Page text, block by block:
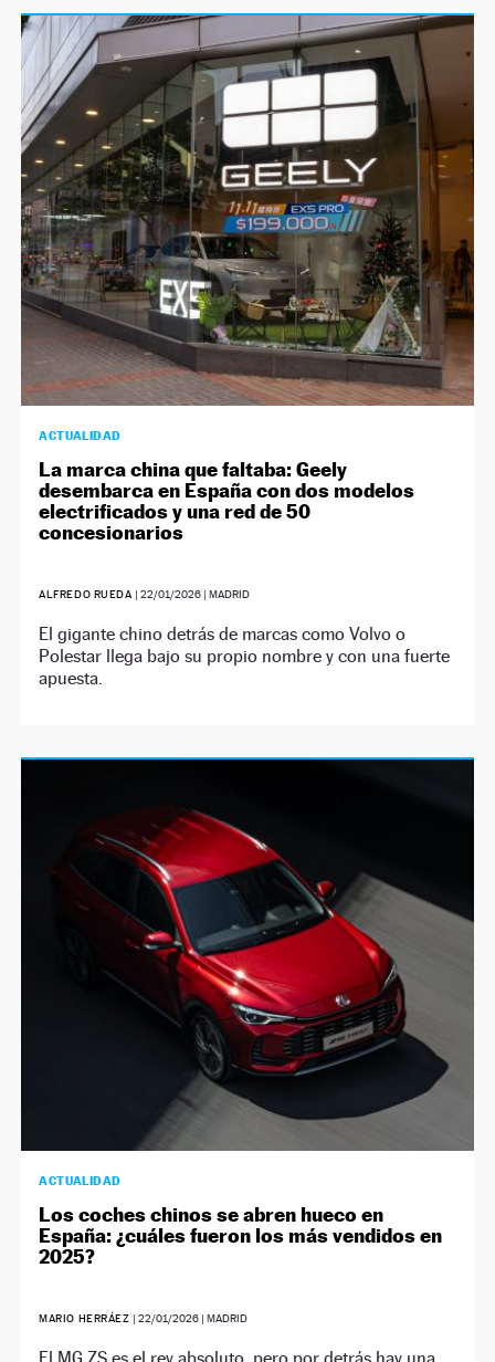
ACTUALIDAD
La marca china que faltaba: Geely
desembarca en España con dos modelos
electrificados y una red de 50
concesionarios
ALFREDO RUEDA |22/01/2026 | MADRID
El gigante chino detrás de marcas como Volvo o
Polestar llega bajo su propio nombre y con una fuerte
apuesta.
ACTUALIDAD
Los coches chinos se abren hueco en
España: ¿cuáles fueron los más vendidos en
2025?
MARIO HERRÁEZ |22/01/2026 | MADRID
El MG ZS es el rey absoluto, pero por detrás hay una